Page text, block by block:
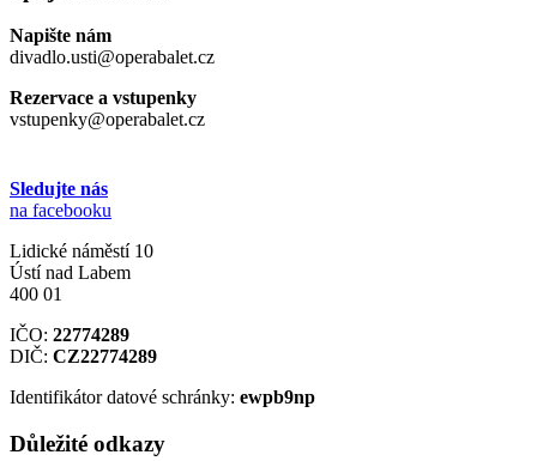
Napište nám
divadlo.usti@operabalet.cz
Rezervace a vstupenky
vstupenky@operabalet.cz
Sledujte nás
na facebooku
Lidické náměstí 10
Ústí nad Labem
400 01
IČO: 22774289
DIČ: CZ22774289
Identifikátor datové schránky: ewpb9np
Důležité odkazy